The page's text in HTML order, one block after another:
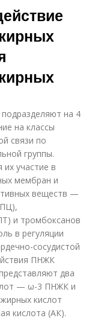
на 4
на классы
связи по
группы.
участие в
мембран и
веществ —
и тромбоксанов
в регуляции
сосудистой
ПНЖК
два
— ω-3 ПНЖК и
кислот
кислота (АК).